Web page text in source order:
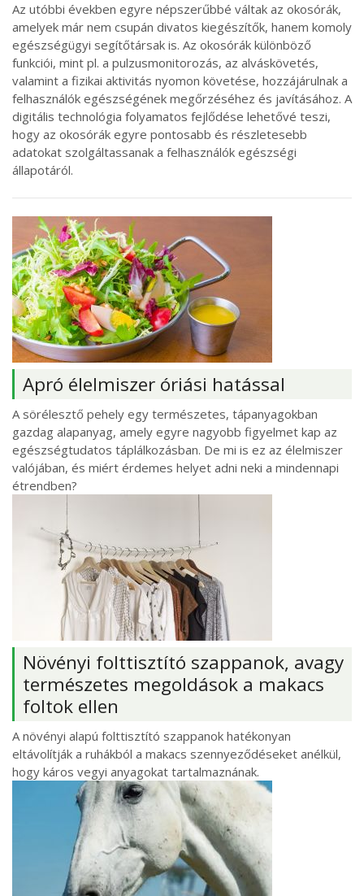
Az utóbbi években egyre népszerűbbé váltak az okosórák,
amelyek már nem csupán divatos kiegészítők, hanem komoly
egészségügyi segítőtársak is. Az okosórák különböző
funkciói, mint pl. a pulzusmonitorozás, az alváskövetés,
valamint a fizikai aktivitás nyomon követése, hozzájárulnak a
felhasználók egészségének megőrzéséhez és javításához. A
digitális technológia folyamatos fejlődése lehetővé teszi,
hogy az okosórák egyre pontosabb és részletesebb
adatokat szolgáltassanak a felhasználók egészségi
állapotáról.
Apró élelmiszer óriási hatással
A sörélesztő pehely egy természetes, tápanyagokban
gazdag alapanyag, amely egyre nagyobb figyelmet kap az
egészségtudatos táplálkozásban. De mi is ez az élelmiszer
valójában, és miért érdemes helyet adni neki a mindennapi
étrendben?
Növényi folttisztító szappanok, avagy
természetes megoldások a makacs
foltok ellen
A növényi alapú folttisztító szappanok hatékonyan
eltávolítják a ruhákból a makacs szennyeződéseket anélkül,
hogy káros vegyi anyagokat tartalmaznának.